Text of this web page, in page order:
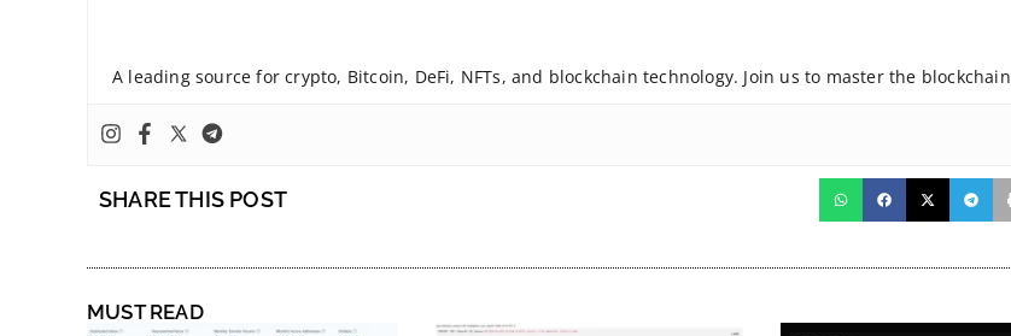
A leading source for crypto, Bitcoin, DeFi, NFTs, and blockchain technology. Join us to master the blockchain
SHARE THIS POST
MUST READ